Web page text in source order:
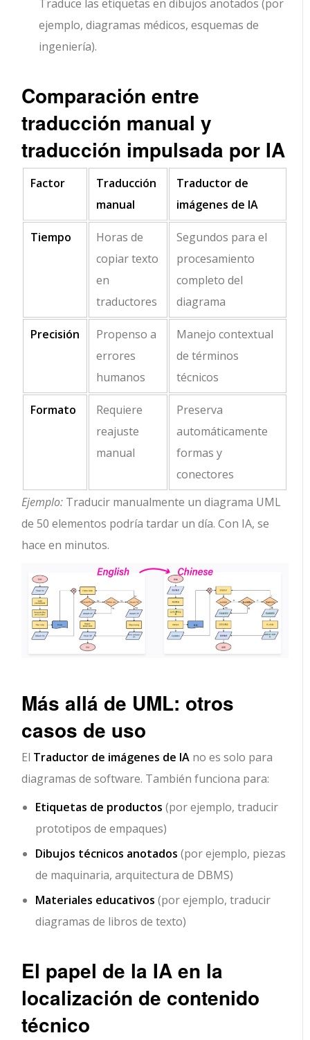
Traduce las etiquetas en dibujos anotados (por
ejemplo, diagramas médicos, esquemas de
ingeniería).
Comparación entre
traducción manual y
traducción impulsada por IA
Factor
Traducción
manual
Traductor de
imágenes de IA
Tiempo
Horas de
copiar texto
en
traductores
Segundos para el
procesamiento
completo del
diagrama
Precisión
Propenso a
errores
humanos
Manejo contextual
de términos
técnicos
Formato
Requiere
reajuste
manual
Preserva
automáticamente
formas y
conectores
Ejemplo: Traducir manualmente un diagrama UML
de 50 elementos podría tardar un día. Con IA, se
hace en minutos.
Más allá de UML: otros
casos de uso
El Traductor de imágenes de IA no es solo para
diagramas de software. También funciona para:
Etiquetas de productos (por ejemplo, traducir
prototipos de empaques)
Dibujos técnicos anotados (por ejemplo, piezas
de maquinaria, arquitectura de DBMS)
Materiales educativos (por ejemplo, traducir
diagramas de libros de texto)
El papel de la IA en la
localización de contenido
técnico